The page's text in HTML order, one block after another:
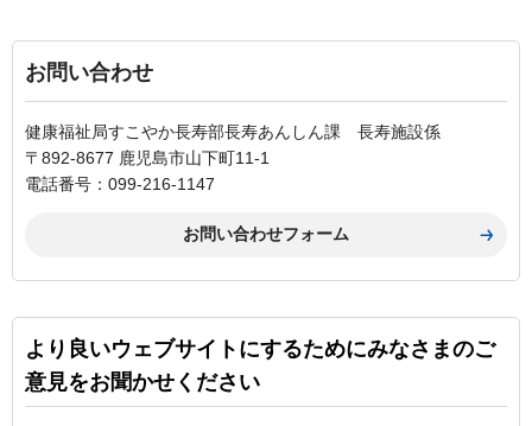
お問い合わせ
健康福祉局すこやか長寿部長寿あんしん課 長寿施設係
〒892-8677 鹿児島市山下町11-1
電話番号：099-216-1147
より良いウェブサイトにするためにみなさまのご
意見をお聞かせください